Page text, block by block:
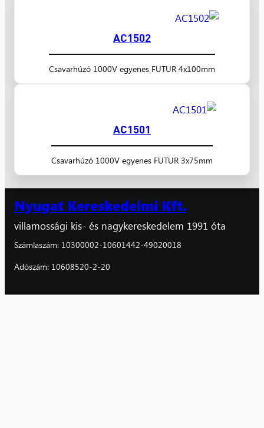
AC1502
Csavarhúzó 1000V egyenes FUTUR 4x100mm
AC1501
Csavarhúzó 1000V egyenes FUTUR 3x75mm
Nyugat Kereskedelmi Kft.
villamossági kis- és nagykereskedelem 1991 óta
Számlaszám: 10300002-10601442-49020018
Adószám: 10608520-2-20